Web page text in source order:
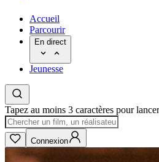
Accueil
Parcourir
En direct
Jeunesse
Tapez au moins 3 caractères pour
Connexion